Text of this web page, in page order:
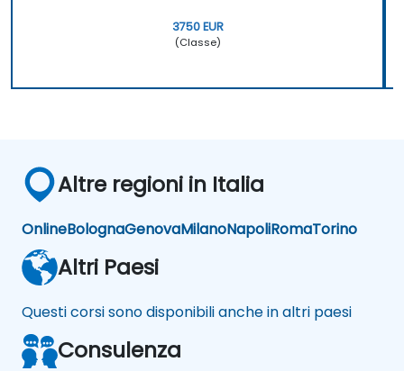
3750 EUR
(Classe)
Altre regioni in Italia
OnlineBolognaGenovaMilanoNapoliRomaTorino
Altri Paesi
Questi corsi sono disponibili anche in altri paesi
Consulenza